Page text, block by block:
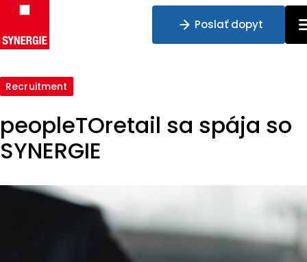
Preskočiť na obsah
Poslať dopyt
Recruitment
peopleTOretail sa spája so
SYNERGIE